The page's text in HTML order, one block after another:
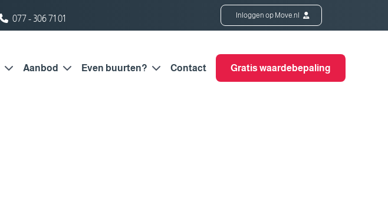
077 - 306 71 01 Inloggen op Move.nl
Aanbod Even buurten? Contact Gratis waardebepaling